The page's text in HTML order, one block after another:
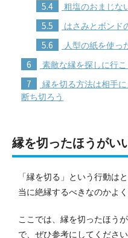
5.4 粗塩のおまじな
5.5 はさみとボンド
5.6 人型の紙を使っ
6 素敵な縁を探しに行こ
7
縁を切る方法は相手
断ち切ろう
縁を切ったほうがい
「縁を切る」という行動は
当に絶縁するべきなのかよ
ここでは、縁を切ったほう
で、ぜひ参考にしてください